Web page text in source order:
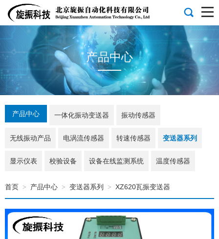
产品中心
产品中心 一体化振动变送器 振动传感器
无线振动产品 电涡流传感器 转速传感器 变送器系列
显示仪表 校验设备 设备在线监测系统 温度传感器
首页 > 产品中心 > 变送器系列 > XZ620瓦振变送器